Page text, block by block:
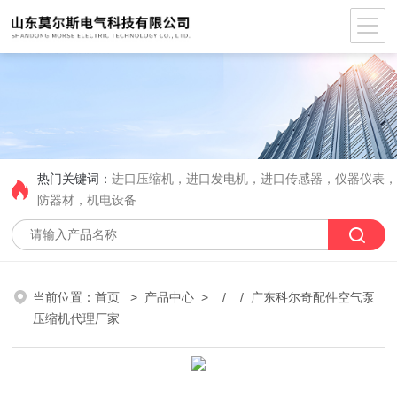
热门关键词：进口压缩机，进口发电机，进口传感器，仪器仪表
防器材，机电设备
当前位置：首页 > 产品中心 > / / 广东科尔奇配件空气泵
压缩机代理厂家